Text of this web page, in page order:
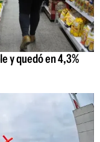
y quedó en 4,3%